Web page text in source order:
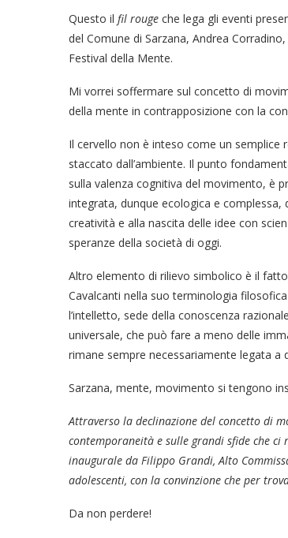
Questo il fil rouge che lega gli eventi
del Comune di Sarzana, Andrea
Festival della Mente.
Mi vorrei soffermare sul concetto di
della mente in contrapposizione con la
Il cervello non è inteso come un
staccato dall’ambiente. Il punto
sulla valenza cognitiva del movimento, è
integrata, dunque ecologica e complessa,
creatività e alla nascita delle idee con
speranze della società di oggi.
Altro elemento di rilievo simbolico è il fatto
Cavalcanti nella suo terminologia
l’intelletto, sede della conoscenza
universale, che può fare a meno delle
rimane sempre necessariamente legata a
Sarzana, mente, movimento si tengono
Attraverso la declinazione del concetto di
contemporaneità e sulle grandi sfide che
inaugurale da Filippo Grandi, Alto
adolescenti, con la convinzione che per
Da non perdere!